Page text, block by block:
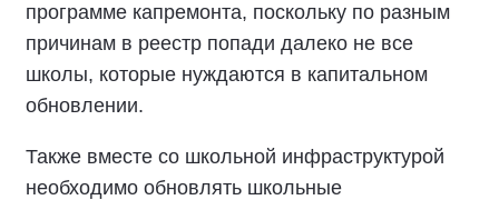
программе капремонта, поскольку по разным
причинам в реестр попади далеко не все
школы, которые нуждаются в капитальном
обновлении.
Также вместе со школьной инфраструктурой
необходимо обновлять школьные